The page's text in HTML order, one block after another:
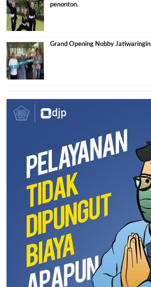
penonton.
Grand Opening Nobby Jatiwaringin